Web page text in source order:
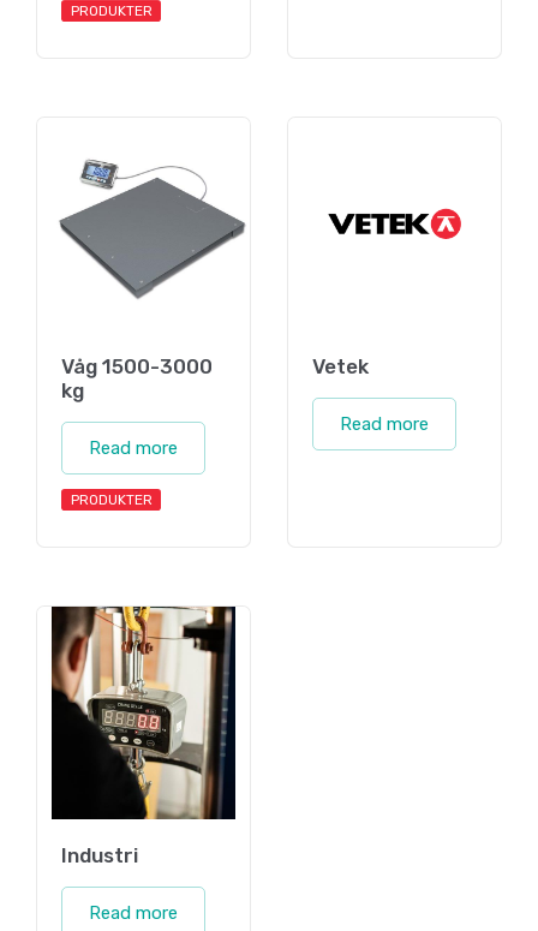
PRODUKTER
Våg 1500-3000
kg
Read more
PRODUKTER
Vetek
Read more
Industri
Read more